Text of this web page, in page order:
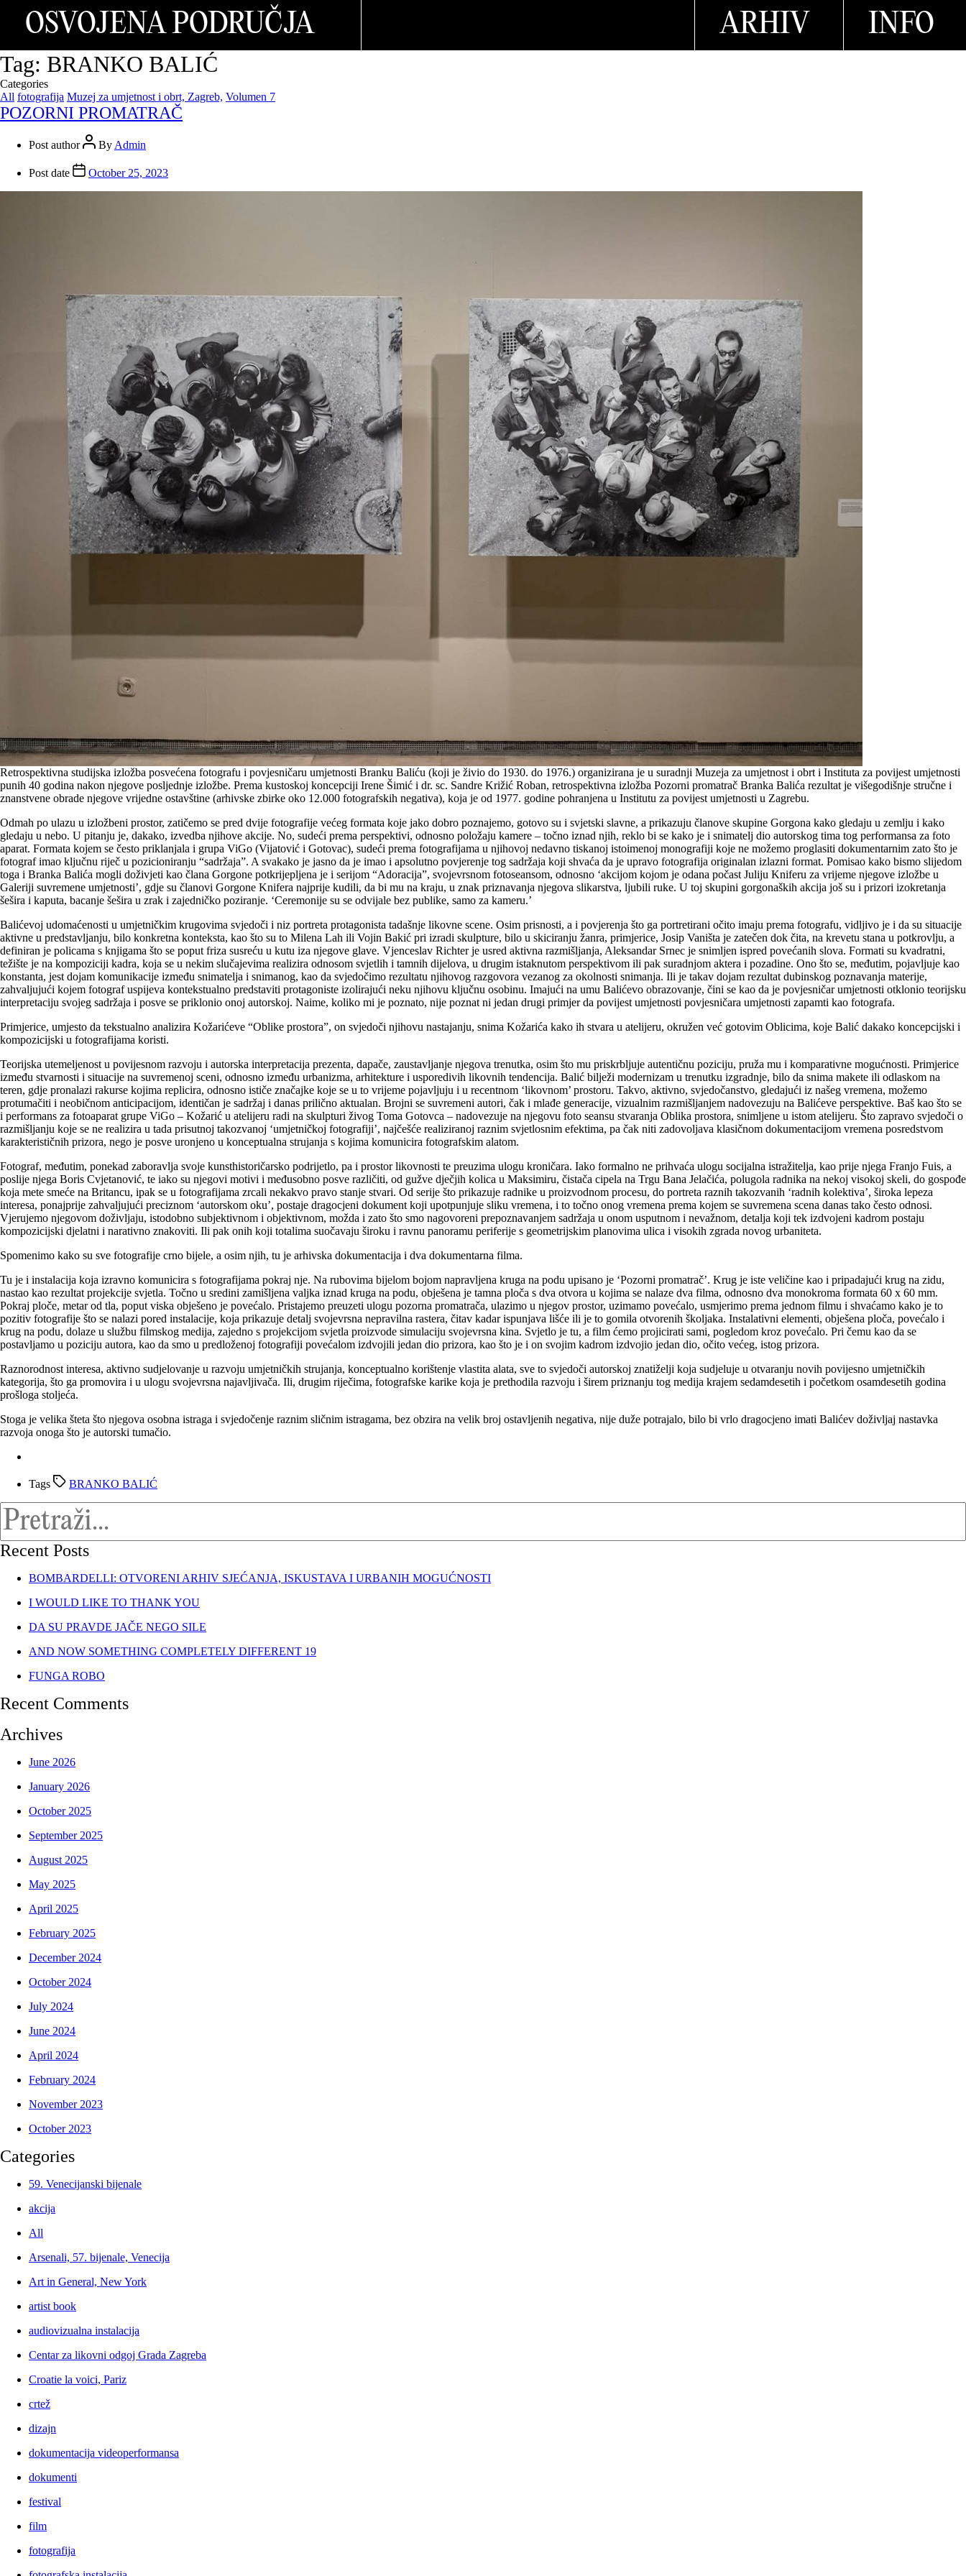
OSVOJENA PODRUČJA ARHIV INFO
Tag: BRANKO BALIĆ
Categories
All fotografija Muzej za umjetnost i obrt, Zagreb, Volumen 7
POZORNI PROMATRAČ
Post author By Admin
Post date October 25, 2023
Retrospektivna studijska izložba posvećena fotografu i povjesničaru umjetnosti Branku Baliću (koji je živio do 1930. do 1976.) organizirana je u suradnji Muzeja za umjetnost i obrt i Instituta za povijest umjetnosti
punih 40 godina nakon njegove posljednje izložbe. Prema kustoskoj koncepciji Irene Šimić i dr. sc. Sandre Križić Roban, retrospektivna izložba Pozorni promatrač Branka Balića rezultat je višegodišnje stručne i
znanstvene obrade njegove vrijedne ostavštine (arhivske zbirke oko 12.000 fotografskih negativa), koja je od 1977. godine pohranjena u Institutu za povijest umjetnosti u Zagrebu.
Odmah po ulazu u izložbeni prostor, zatičemo se pred dvije fotografije većeg formata koje jako dobro poznajemo, gotovo su i svjetski slavne, a prikazuju članove skupine Gorgona kako gledaju u zemlju i kako
gledaju u nebo. U pitanju je, dakako, izvedba njihove akcije. No, sudeći prema perspektivi, odnosno položaju kamere – točno iznad njih, reklo bi se kako je i snimatelj dio autorskog tima tog performansa za foto
aparat. Formata kojem se često priklanjala i grupa ViGo (Vijatović i Gotovac), sudeći prema fotografijama u njihovoj nedavno tiskanoj istoimenoj monografiji koje ne možemo proglasiti dokumentarnim zato što je
fotograf imao ključnu riječ u pozicioniranju “sadržaja”. A svakako je jasno da je imao i apsolutno povjerenje tog sadržaja koji shvaća da je upravo fotografija originalan izlazni format. Pomisao kako bismo slijedom
toga i Branka Balića mogli doživjeti kao člana Gorgone potkrijepljena je i serijom “Adoracija”, svojevrsnom fotoseansom, odnosno ‘akcijom kojom je odana počast Juliju Kniferu za vrijeme njegove izložbe u
Galeriji suvremene umjetnosti’, gdje su članovi Gorgone Knifera najprije kudili, da bi mu na kraju, u znak priznavanja njegova slikarstva, ljubili ruke. U toj skupini gorgonaških akcija još su i prizori izokretanja
šešira i kaputa, bacanje šešira u zrak i zajedničko poziranje. ‘Ceremonije su se odvijale bez publike, samo za kameru.’
Balićevoj udomaćenosti u umjetničkim krugovima svjedoči i niz portreta protagonista tadašnje likovne scene. Osim prisnosti, a i povjerenja što ga portretirani očito imaju prema fotografu, vidljivo je i da su situacije
aktivne u predstavljanju, bilo konkretna konteksta, kao što su to Milena Lah ili Vojin Bakić pri izradi skulpture, bilo u skiciranju žanra, primjerice, Josip Vaništa je zatečen dok čita, na krevetu stana u potkrovlju, a
definiran je policama s knjigama što se poput friza susreću u kutu iza njegove glave. Vjenceslav Richter je usred aktivna razmišljanja, Aleksandar Srnec je snimljen ispred povećanih slova. Formati su kvadratni,
težište je na kompoziciji kadra, koja se u nekim slučajevima realizira odnosom svjetlih i tamnih dijelova, u drugim istaknutom perspektivom ili pak suradnjom aktera i pozadine. Ono što se, međutim, pojavljuje kao
konstanta, jest dojam komunikacije između snimatelja i snimanog, kao da svjedočimo rezultatu njihovog razgovora vezanog za okolnosti snimanja. Ili je takav dojam rezultat dubinskog poznavanja materije,
zahvaljujući kojem fotograf uspijeva kontekstualno predstaviti protagoniste izolirajući neku njihovu ključnu osobinu. Imajući na umu Balićevo obrazovanje, čini se kao da je povjesničar umjetnosti otklonio teorijsku
interpretaciju svojeg sadržaja i posve se priklonio onoj autorskoj. Naime, koliko mi je poznato, nije poznat ni jedan drugi primjer da povijest umjetnosti povjesničara umjetnosti zapamti kao fotografa.
Primjerice, umjesto da tekstualno analizira Kožarićeve “Oblike prostora”, on svjedoči njihovu nastajanju, snima Kožarića kako ih stvara u atelijeru, okružen već gotovim Oblicima, koje Balić dakako koncepcijski i
kompozicijski u fotografijama koristi.
Teorijska utemeljenost u povijesnom razvoju i autorska interpretacija prezenta, dapače, zaustavljanje njegova trenutka, osim što mu priskrbljuje autentičnu poziciju, pruža mu i komparativne mogućnosti. Primjerice
između stvarnosti i situacije na suvremenoj sceni, odnosno između urbanizma, arhitekture i usporedivih likovnih tendencija. Balić bilježi modernizam u trenutku izgradnje, bilo da snima makete ili odlaskom na
teren, gdje pronalazi rakurse kojima replicira, odnosno ističe značajke koje se u to vrijeme pojavljuju i u recentnom ‘likovnom’ prostoru. Takvo, aktivno, svjedočanstvo, gledajući iz našeg vremena, možemo
protumačiti i neobičnom anticipacijom, identičan je sadržaj i danas prilično aktualan. Brojni se suvremeni autori, čak i mlađe generacije, vizualnim razmišljanjem nadovezuju na Balićeve perspektive. Baš kao što se
i performans za fotoaparat grupe ViGo – Kožarić u atelijeru radi na skulpturi živog Toma Gotovca – nadovezuje na njegovu foto seansu stvaranja Oblika prostora, snimljene u istom atelijeru. Što zapravo svjedoči o
razmišljanju koje se ne realizira u tada prisutnoj takozvanoj ‘umjetničkoj fotografiji’, najčešće realiziranoj raznim svjetlosnim efektima, pa čak niti zadovoljava klasičnom dokumentacijom vremena posredstvom
karakterističnih prizora, nego je posve uronjeno u konceptualna strujanja s kojima komunicira fotografskim alatom.
Fotograf, međutim, ponekad zaboravlja svoje kunsthistoričarsko podrijetlo, pa i prostor likovnosti te preuzima ulogu kroničara. Iako formalno ne prihvaća ulogu socijalna istražitelja, kao prije njega Franjo Fuis, a
poslije njega Boris Cvjetanović, te iako su njegovi motivi i međusobno posve različiti, od gužve dječjih kolica u Maksimiru, čistača cipela na Trgu Bana Jelačića, polugola radnika na nekoj visokoj skeli, do gospođe
koja mete smeće na Britancu, ipak se u fotografijama zrcali nekakvo pravo stanje stvari. Od serije što prikazuje radnike u proizvodnom procesu, do portreta raznih takozvanih ‘radnih kolektiva’, široka lepeza
interesa, ponajprije zahvaljujući preciznom ‘autorskom oku’, postaje dragocjeni dokument koji upotpunjuje sliku vremena, i to točno onog vremena prema kojem se suvremena scena danas tako često odnosi.
Vjerujemo njegovom doživljaju, istodobno subjektivnom i objektivnom, možda i zato što smo nagovoreni prepoznavanjem sadržaja u onom usputnom i nevažnom, detalja koji tek izdvojeni kadrom postaju
kompozicijski djelatni i narativno znakoviti. Ili pak onih koji totalima suočavaju široku i ravnu panoramu periferije s geometrijskim planovima ulica i visokih zgrada novog urbaniteta.
Spomenimo kako su sve fotografije crno bijele, a osim njih, tu je arhivska dokumentacija i dva dokumentarna filma.
Tu je i instalacija koja izravno komunicira s fotografijama pokraj nje. Na rubovima bijelom bojom napravljena kruga na podu upisano je ‘Pozorni promatrač’. Krug je iste veličine kao i pripadajući krug na zidu,
nastao kao rezultat projekcije svjetla. Točno u sredini zamišljena valjka iznad kruga na podu, obješena je tamna ploča s dva otvora u kojima se nalaze dva filma, odnosno dva monokroma formata 60 x 60 mm.
Pokraj ploče, metar od tla, poput viska obješeno je povećalo. Pristajemo preuzeti ulogu pozorna promatrača, ulazimo u njegov prostor, uzimamo povećalo, usmjerimo prema jednom filmu i shvaćamo kako je to
pozitiv fotografije što se nalazi pored instalacije, koja prikazuje detalj svojevrsna nepravilna rastera, čitav kadar ispunjava lišće ili je to gomila otvorenih školjaka. Instalativni elementi, obješena ploča, povećalo i
krug na podu, dolaze u službu filmskog medija, zajedno s projekcijom svjetla proizvode simulaciju svojevrsna kina. Svjetlo je tu, a film ćemo projicirati sami, pogledom kroz povećalo. Pri čemu kao da se
postavljamo u poziciju autora, kao da smo u predloženoj fotografiji povećalom izdvojili jedan dio prizora, kao što je i on svojim kadrom izdvojio jedan dio, očito većeg, istog prizora.
Raznorodnost interesa, aktivno sudjelovanje u razvoju umjetničkih strujanja, konceptualno korištenje vlastita alata, sve to svjedoči autorskoj znatiželji koja sudjeluje u otvaranju novih povijesno umjetničkih
kategorija, što ga promovira i u ulogu svojevrsna najavljivača. Ili, drugim riječima, fotografske karike koja je prethodila razvoju i širem priznanju tog medija krajem sedamdesetih i početkom osamdesetih godina
prošloga stoljeća.
Stoga je velika šteta što njegova osobna istraga i svjedočenje raznim sličnim istragama, bez obzira na velik broj ostavljenih negativa, nije duže potrajalo, bilo bi vrlo dragocjeno imati Balićev doživljaj nastavka
razvoja onoga što je autorski tumačio.
Tags BRANKO BALIĆ
Recent Posts
BOMBARDELLI: OTVORENI ARHIV SJEĆANJA, ISKUSTAVA I URBANIH MOGUĆNOSTI
I WOULD LIKE TO THANK YOU
DA SU PRAVDE JAČE NEGO SILE
AND NOW SOMETHING COMPLETELY DIFFERENT 19
FUNGA ROBO
Recent Comments
Archives
June 2026
January 2026
October 2025
September 2025
August 2025
May 2025
April 2025
February 2025
December 2024
October 2024
July 2024
June 2024
April 2024
February 2024
November 2023
October 2023
Categories
59. Venecijanski bijenale
akcija
All
Arsenali, 57. bijenale, Venecija
Art in General, New York
artist book
audiovizualna instalacija
Centar za likovni odgoj Grada Zagreba
Croatie la voici, Pariz
crtež
dizajn
dokumentacija videoperformansa
dokumenti
festival
film
fotografija